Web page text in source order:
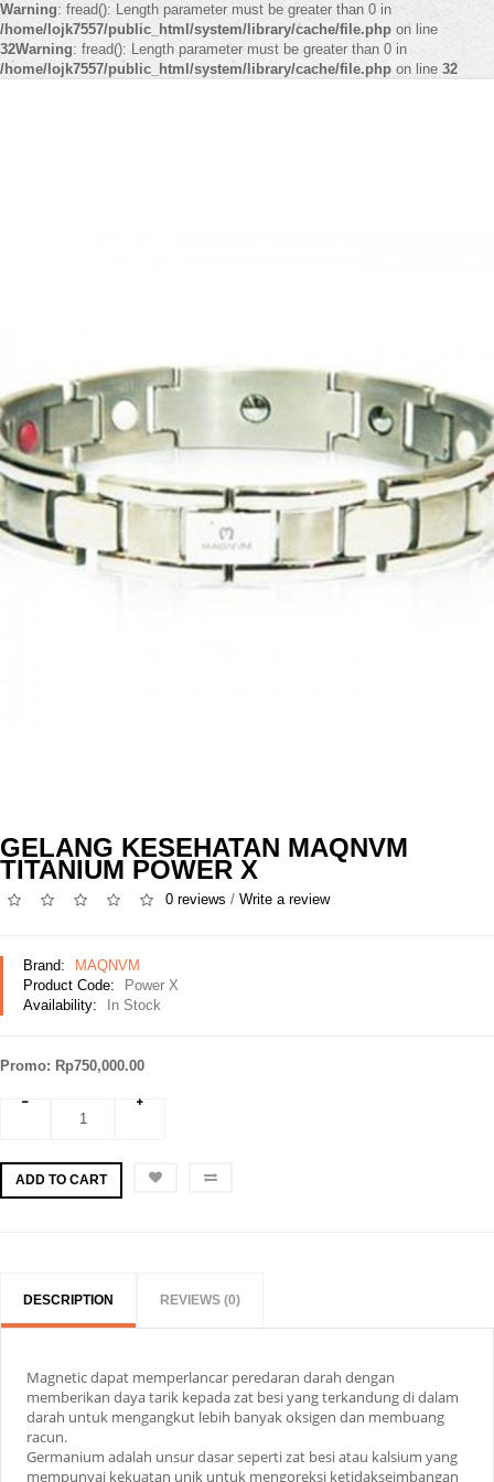
Warning: fread(): Length parameter must be greater than 0 in
/home/lojk7557/public_html/system/library/cache/file.php on line
32Warning: fread(): Length parameter must be greater than 0 in
/home/lojk7557/public_html/system/library/cache/file.php on line 32
GELANG KESEHATAN MAQNVM
TITANIUM POWER X
0 reviews / Write a review
Brand:
MAQNVM
Product Code:
Power X
Availability:
In Stock
Promo: Rp750,000.00
ADD TO CART
DESCRIPTION REVIEWS (0)
Magnetic dapat memperlancar peredaran darah dengan
memberikan daya tarik kepada zat besi yang terkandung di dalam
darah untuk mengangkut lebih banyak oksigen dan membuang
racun.
Germanium adalah unsur dasar seperti zat besi atau kalsium yang
mempunyai kekuatan unik untuk mengoreksi ketidakseimbangan